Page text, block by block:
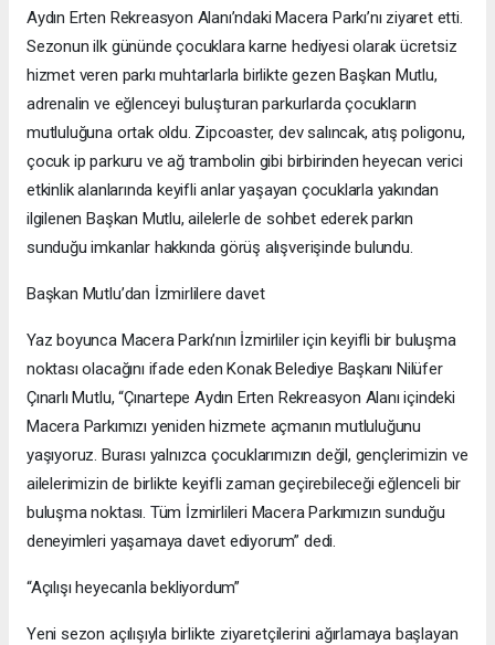
Aydın Erten Rekreasyon Alanı’ndaki Macera Parkı’nı ziyaret etti.
Sezonun ilk gününde çocuklara karne hediyesi olarak ücretsiz
hizmet veren parkı muhtarlarla birlikte gezen Başkan Mutlu,
adrenalin ve eğlenceyi buluşturan parkurlarda çocukların
mutluluğuna ortak oldu. Zipcoaster, dev salıncak, atış poligonu,
çocuk ip parkuru ve ağ trambolin gibi birbirinden heyecan verici
etkinlik alanlarında keyifli anlar yaşayan çocuklarla yakından
ilgilenen Başkan Mutlu, ailelerle de sohbet ederek parkın
sunduğu imkanlar hakkında görüş alışverişinde bulundu.
Başkan Mutlu’dan İzmirlilere davet
Yaz boyunca Macera Parkı’nın İzmirliler için keyifli bir buluşma
noktası olacağını ifade eden Konak Belediye Başkanı Nilüfer
Çınarlı Mutlu, “Çınartepe Aydın Erten Rekreasyon Alanı içindeki
Macera Parkımızı yeniden hizmete açmanın mutluluğunu
yaşıyoruz. Burası yalnızca çocuklarımızın değil, gençlerimizin ve
ailelerimizin de birlikte keyifli zaman geçirebileceği eğlenceli bir
buluşma noktası. Tüm İzmirlileri Macera Parkımızın sunduğu
deneyimleri yaşamaya davet ediyorum” dedi.
“Açılışı heyecanla bekliyordum”
Yeni sezon açılışıyla birlikte ziyaretçilerini ağırlamaya başlayan